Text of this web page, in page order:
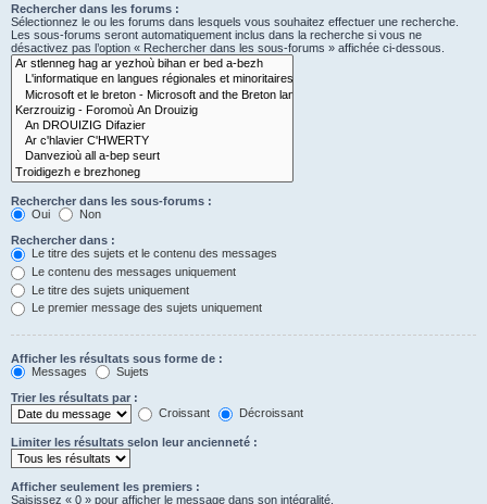
Rechercher dans les forums :
Sélectionnez le ou les forums dans lesquels vous souhaitez effectuer une recherche.
Les sous-forums seront automatiquement inclus dans la recherche si vous ne
désactivez pas l’option « Rechercher dans les sous-forums » affichée ci-dessous.
Rechercher dans les sous-forums :
Oui
Non
Rechercher dans :
Le titre des sujets et le contenu des messages
Le contenu des messages uniquement
Le titre des sujets uniquement
Le premier message des sujets uniquement
Afficher les résultats sous forme de :
Messages
Sujets
Trier les résultats par :
Croissant
Décroissant
Limiter les résultats selon leur ancienneté :
Afficher seulement les premiers :
Saisissez « 0 » pour afficher le message dans son intégralité.